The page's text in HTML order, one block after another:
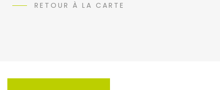
RETOUR À LA CARTE